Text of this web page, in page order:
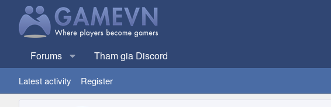
Forums Tham gia Discord
Latest activity Register